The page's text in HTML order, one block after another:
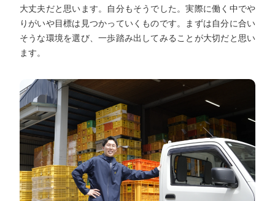
大丈夫だと思います。自分もそうでした。実際に働く中でや
りがいや目標は見つかっていくものです。まずは自分に合い
そうな環境を選び、一歩踏み出してみることが大切だと思い
ます。